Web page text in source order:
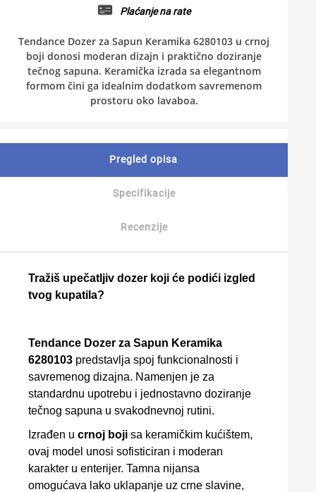
Plaćanje na rate
Tendance Dozer za Sapun Keramika 6280103 u crnoj
boji donosi moderan dizajn i praktično doziranje
tečnog sapuna. Keramička izrada sa elegantnom
formom čini ga idealnim dodatkom savremenom
prostoru oko lavaboa.
Pregled opisa
Specifikacije
Recenzije
Tražiš upečatljiv dozer koji će podići izgled
tvog kupatila?
Tendance Dozer za Sapun Keramika
6280103 predstavlja spoj funkcionalnosti i
savremenog dizajna. Namenjen je za
standardnu upotrebu i jednostavno doziranje
tečnog sapuna u svakodnevnoj rutini.
Izrađen u crnoj boji sa keramičkim kućištem,
ovaj model unosi sofisticiran i moderan
karakter u enterijer. Tamna nijansa
omogućava lako uklapanje uz crne slavine,